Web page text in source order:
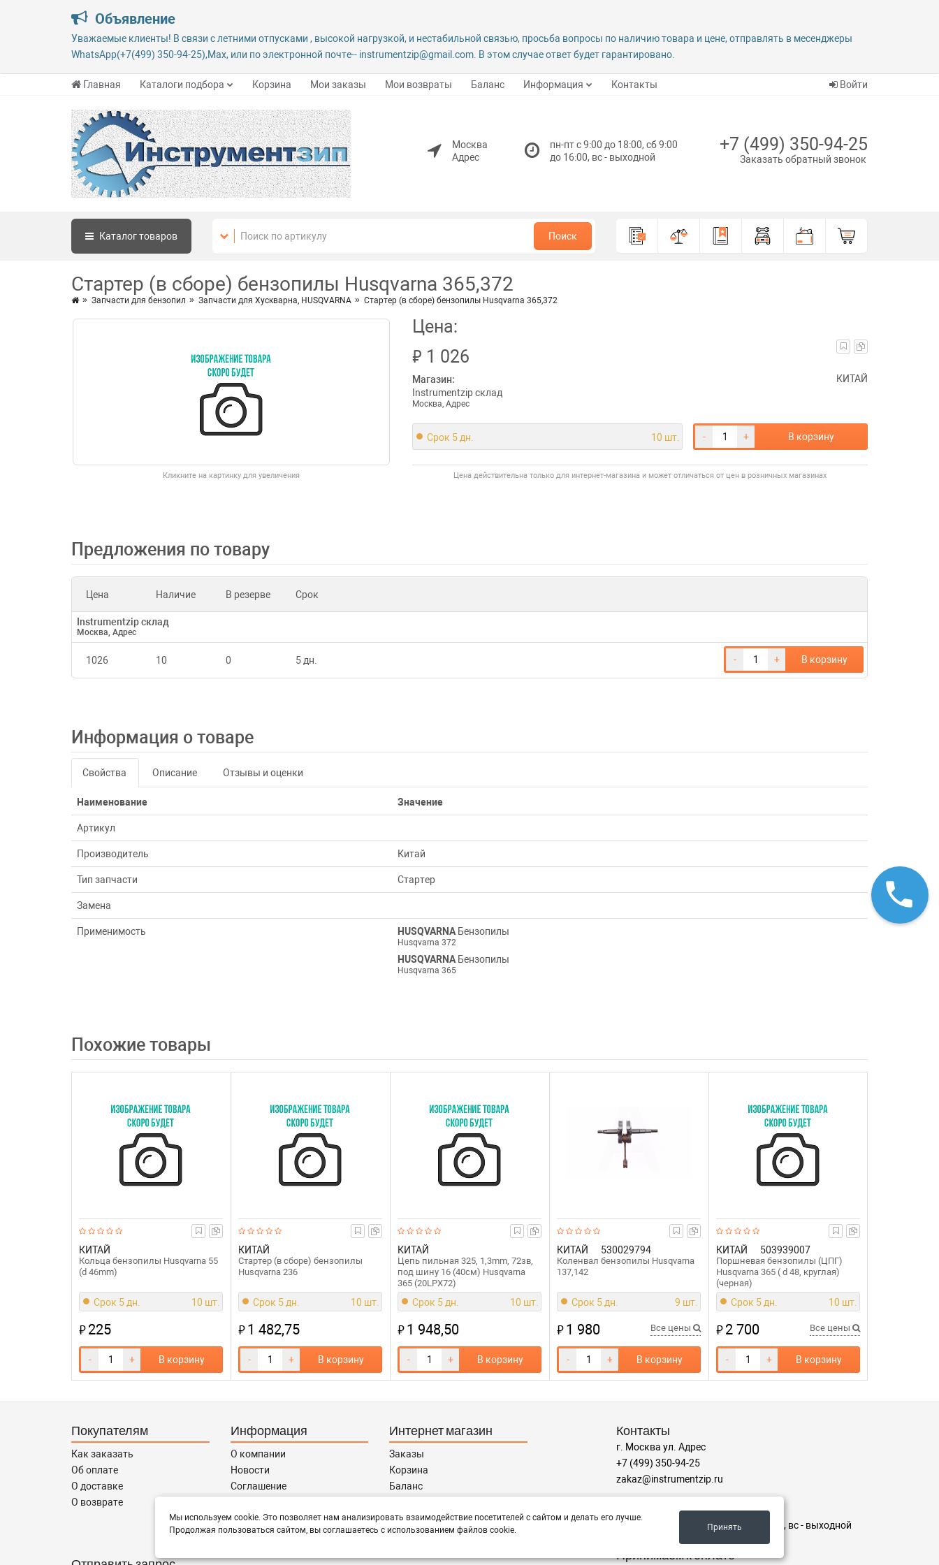
Объявление
Уважаемые клиенты! В связи с летними отпусками , высокой нагрузкой, и нестабильной связью, просьба вопросы по наличию товара и цене, отправлять в месенджеры
WhatsApp(+7(499) 350-94-25),Max, или по электронной почте-- instrumentzip@gmail.com. В этом случае ответ будет гарантировано.
Главная Каталоги подбора Корзина Мои заказы Мои возвраты Баланс Информация Контакты Войти
Москва
Адрес
пн-пт с 9:00 до 18:00, сб 9:00
до 16:00, вс - выходной
+7 (499) 350-94-25
Заказать обратный звонок
Каталогтоваров Поиск
Стартер (в сборе) бензопилы Husqvarna 365,372
Запчасти для бензопил Запчасти для Хускварна, HUSQVARNA Стартер (в сборе) бензопилы Husqvarna 365,372
Кликните на картинку для увеличения
Цена:
₽ 1 026
Магазин:
Instrumentzip склад
Москва, Адрес
КИТАЙ
Срок 5 дн. 10 шт. - + В корзину
Цена действительна только для интернет-магазина и может отличаться от цен в розничных магазинах
Предложения по товару
Цена Наличие В резерве Срок
Instrumentzip склад
Москва, Адрес
1026 10 0 5 дн. - + В корзину
Информация о товаре
Свойства Описание Отзывы и оценки
Наименование Значение
Артикул
Производитель Китай
Тип запчасти Стартер
Замена
Применимость HUSQVARNA Бензопилы
Husqvarna 372
HUSQVARNA Бензопилы
Husqvarna 365
Похожие товары
КИТАЙ
Кольца бензопилы Husqvarna 55
(d 46mm)
Срок 5 дн. 10 шт.
₽225
- + В корзину
КИТАЙ
Стартер (в сборе) бензопилы
Husqvarna 236
Срок 5 дн. 10 шт.
₽1 482,75
- + В корзину
КИТАЙ
Цепь пильная 325, 1,3mm, 72зв,
под шину 16 (40см) Husqvarna
365 (20LPX72)
Срок 5 дн. 10 шт.
₽1 948,50
- + В корзину
КИТАЙ 530029794
Коленвал бензопилы Husqvarna
137,142
Срок 5 дн. 9 шт.
₽1 980 Все цены
- + В корзину
КИТАЙ 503939007
Поршневая бензопилы (ЦПГ)
Husqvarna 365 ( d 48, круглая)
(черная)
Срок 5 дн. 10 шт.
₽2 700 Все цены
- + В корзину
Покупателям
Как заказать
Об оплате
О доставке
О возврате
Информация
О компании
Новости
Соглашение
Сотрудничество
Интернет магазин
Заказы
Корзина
Баланс
Каталог брендов
Запчасти по Маркам
Контакты
г. Москва ул. Адрес
+7 (499) 350-94-25
zakaz@instrumentzip.ru
Режим работы
пн-пт с 9:00 до 18:00, сб 9:00 до 16:00, вс - выходной
Принимаем к оплате
Мы используем cookie. Это позволяет нам анализировать взаимодействие посетителей с сайтом и делать его лучше.
Продолжая пользоваться сайтом, вы соглашаетесь с использованием файлов cookie.
Принять